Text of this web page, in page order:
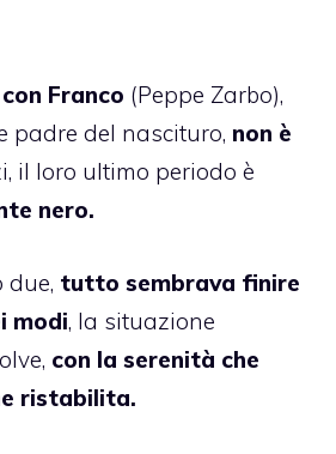
Franco (Peppe Zarbo),
padre del nascituro, non è
il loro ultimo periodo è
nero.
due, tutto sembrava finire
modi, la situazione
con la serenità che
ristabilita.